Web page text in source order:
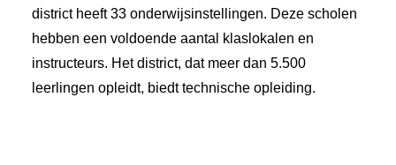
district heeft 33 onderwijsinstellingen. Deze scholen
hebben een voldoende aantal klaslokalen en
instructeurs. Het district, dat meer dan 5.500
leerlingen opleidt, biedt technische opleiding.